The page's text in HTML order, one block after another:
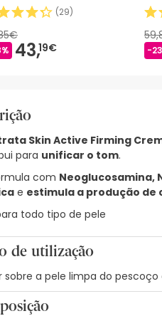
(29)
43,19€ -
Skin Active Firming
para unificar o tom.
com Neoglucosamina,
e estimula a produção de
todo tipo de pele
de utilização
sobre a pele limpa do pescoço